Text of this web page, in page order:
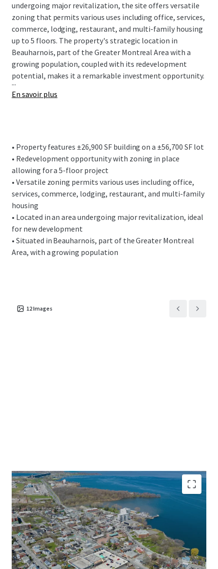
undergoing major revitalization, the site offers versatile
zoning that permits various uses including office, services,
commerce, lodging, restaurant, and multi-family housing
up to 5 floors. The property's strategic location in
Beauharnois, part of the Greater Montreal Area with a
growing population, coupled with its redevelopment
potential, makes it a remarkable investment opportunity.
...
En savoir plus
• Property features ±26,900 SF building on a ±56,700 SF lot
• Redevelopment opportunity with zoning in place
allowing for a 5-floor project
• Versatile zoning permits various uses including office,
services, commerce, lodging, restaurant, and multi-family
housing
• Located in an area undergoing major revitalization, ideal
for new development
• Situated in Beauharnois, part of the Greater Montreal
Area, with a growing population
12Images